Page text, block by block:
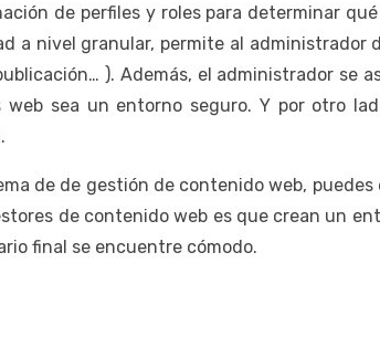
de perfiles y roles para determinar
a nivel granular, permite al
). Además, el administrador se
sea un entorno seguro. Y por otro
de de gestión de contenido web,
de contenido web es que crean un
final se encuentre cómodo.